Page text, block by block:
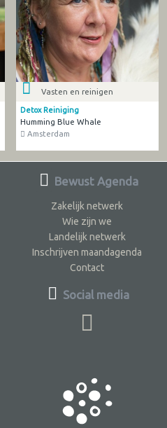
Vasten en reinigen
Detox Reiniging
Humming Blue Whale
Amsterdam
Bewust Agenda
Zakelijk netwerk
Wie zijn we
Landelijk netwerk
Inschrijven maandagenda
Contact
Social media